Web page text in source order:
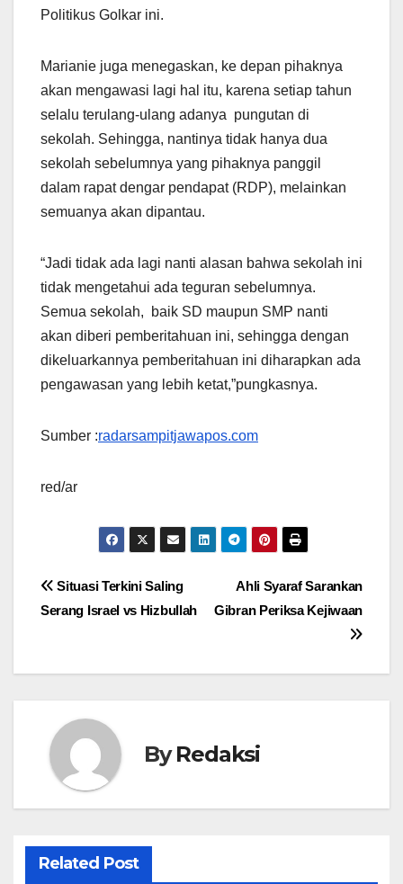
Politikus Golkar ini.
Marianie juga menegaskan, ke depan pihaknya
akan mengawasi lagi hal itu, karena setiap tahun
selalu terulang-ulang adanya pungutan di
sekolah. Sehingga, nantinya tidak hanya dua
sekolah sebelumnya yang pihaknya panggil
dalam rapat dengar pendapat (RDP), melainkan
semuanya akan dipantau.
“Jadi tidak ada lagi nanti alasan bahwa sekolah ini
tidak mengetahui ada teguran sebelumnya.
Semua sekolah, baik SD maupun SMP nanti
akan diberi pemberitahuan ini, sehingga dengan
dikeluarkannya pemberitahuan ini diharapkan ada
pengawasan yang lebih ketat,”pungkasnya.
Sumber :radarsampitjawapos.com
red/ar
Navigasi
pos
Ahli Syaraf Sarankan
Gibran Periksa Kejiwaan
Situasi Terkini Saling
Serang Israel vs Hizbullah
ByRedaksi
Related Post